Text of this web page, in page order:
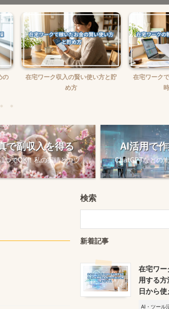
の
在宅ワーク収入の賢い使い方と貯
め方
在宅ワーク
で副収入を得る
つでOK！私の実績とコツ
AI活用で
ChatGPTなどの
検索
新着記事
在宅ワ
用する
日から使
AI・ツール